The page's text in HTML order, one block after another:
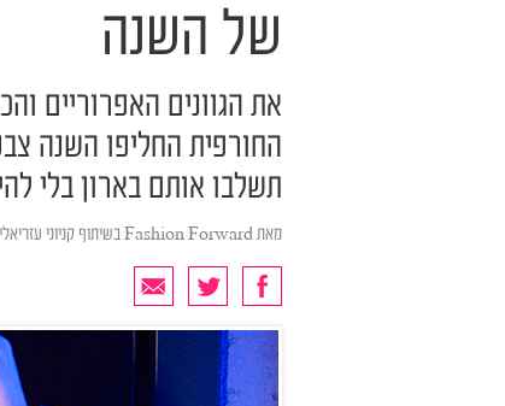
של השנה
את הגוונים האפרוריים
החורפית החליפו השנה
תשלבו אותם בארון בלי
מאתFashion Forward בשיתוף קניוני עזריאלי